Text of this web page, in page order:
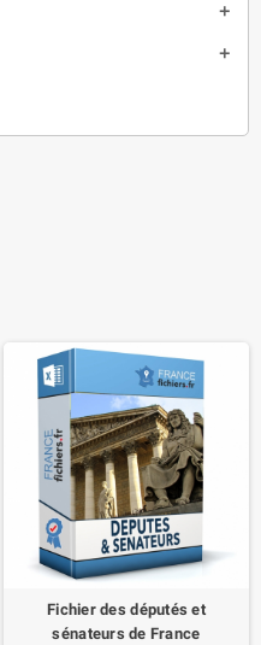


Fichier des députés et
sénateurs de France